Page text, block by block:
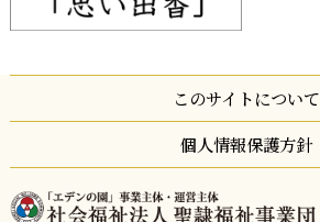
このサイトについて
個人情報保護方針